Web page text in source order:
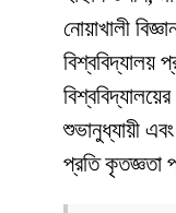
নোয়াখালী
বিশ্ববিদ্যালয়
শুভানুধ্যায়ী
প্রতি কৃতজ্ঞতা